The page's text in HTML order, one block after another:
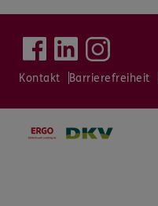
Kontakt Barrierefreiheit